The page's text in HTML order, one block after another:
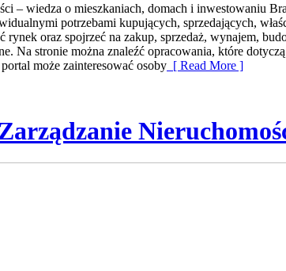
– wiedza o mieszkaniach, domach i inwestowaniu
potrzebami kupujących, sprzedających,
rynek oraz spojrzeć na zakup, sprzedaż, wynajem,
Na stronie można znaleźć opracowania, które
może zainteresować osoby [ Read More ]